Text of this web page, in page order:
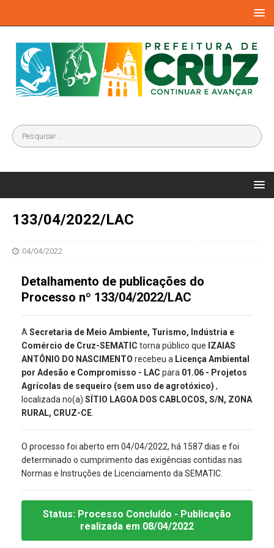
133/04/2022/LAC
04/04/2022
Detalhamento de publicações do
Processo nº 133/04/2022/LAC
A Secretaria de Meio Ambiente, Turismo, Indústria e
Comércio de Cruz-SEMATIC torna público que IZAIAS
ANTÔNIO DO NASCIMENTO recebeu a Licença Ambiental
por Adesão e Compromisso - LAC para 01.06 - Projetos
Agrícolas de sequeiro (sem uso de agrotóxico) ,
localizada no(a) SÍTIO LAGOA DOS CABLOCOS, S/N, ZONA
RURAL, CRUZ-CE
O processo foi aberto em 04/04/2022, há 1587 dias e foi
determinado o cumprimento das exigências contidas nas
Normas e Instruções de Licenciamento da SEMATIC.
Status: Processo Concluído - Publicação
realizada em 08/04/2022